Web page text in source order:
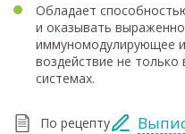
Обладает
и оказывать
иммуномодулирующее
воздействие не только
системах.
По рецепту